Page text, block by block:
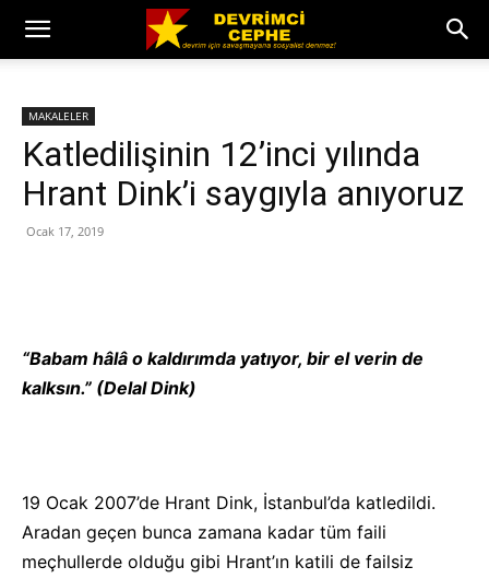
MAKALELER
Katledilişinin 12’inci yılında
Hrant Dink’i saygıyla anıyoruz
Ocak 17, 2019
“Babam hâlâ o kaldırımda yatıyor, bir el verin de
kalksın.” (Delal Dink)
19 Ocak 2007’de Hrant Dink, İstanbul’da katledildi.
Aradan geçen bunca zamana kadar tüm faili
meçhullerde olduğu gibi Hrant’ın katili de failsiz